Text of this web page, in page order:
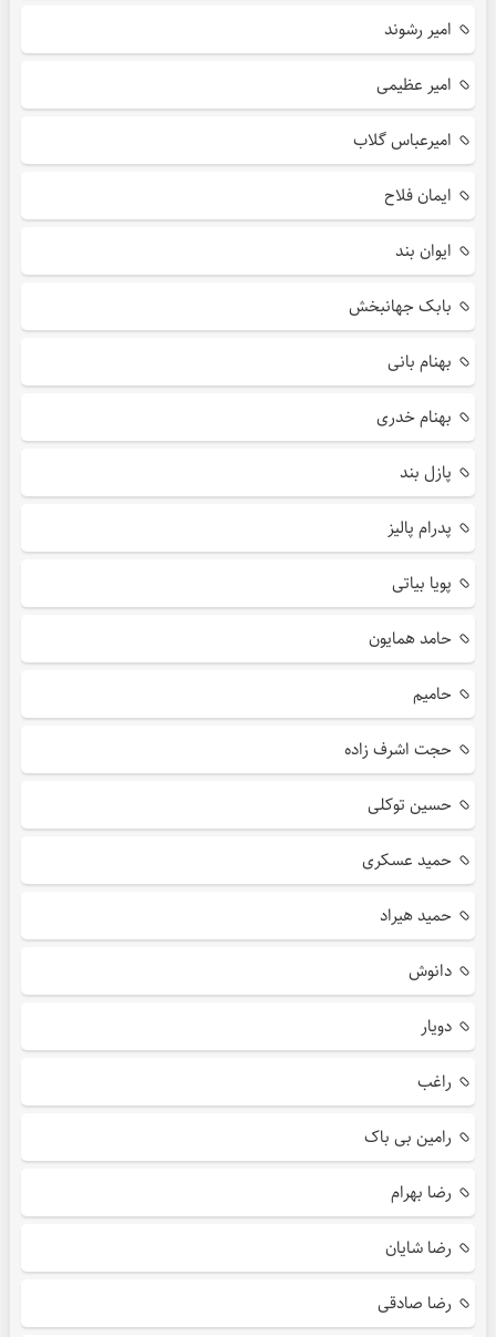
امیر رشوند
امیر عظیمی
امیرعباس گلاب
ایمان فلاح
ایوان بند
بابک جهانبخش
بهنام بانی
بهنام خدری
پازل بند
پدرام پالیز
پویا بیاتی
حامد همایون
حامیم
حجت اشرف زاده
حسین توکلی
حمید عسکری
حمید هیراد
دانوش
دویار
راغب
رامین بی باک
رضا بهرام
رضا شایان
رضا صادقی